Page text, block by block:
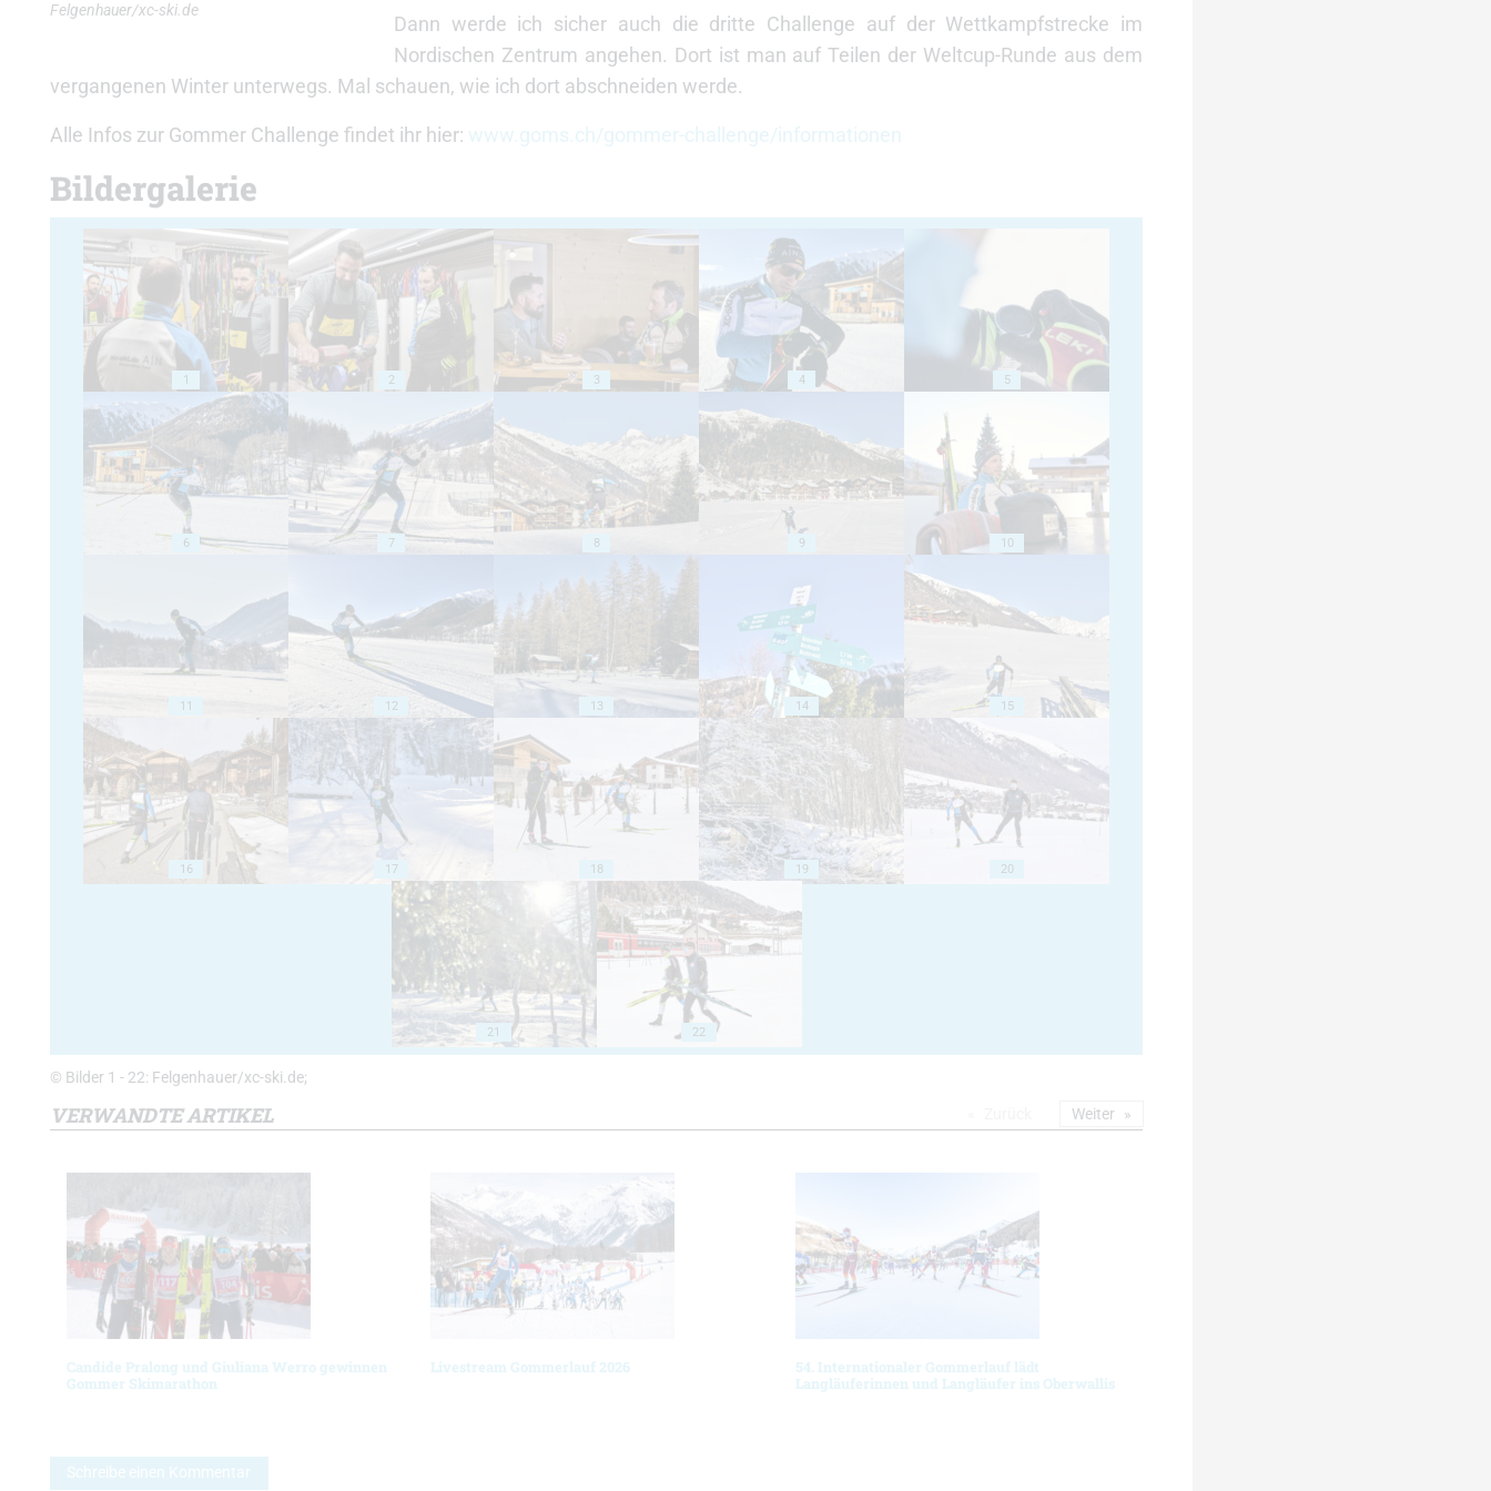
Felgenhauer/xc-ski.de
Dann werde ich sicher auch die dritte Challenge auf der Wettkampfstrecke im
Nordischen Zentrum angehen. Dort ist man auf Teilen der Weltcup-Runde aus dem
vergangenen Winter unterwegs. Mal schauen, wie ich dort abschneiden werde.
Alle Infos zur Gommer Challenge findet ihr hier: www.goms.ch/gommer-challenge/informationen
Bildergalerie
1 2 3 4 5
6 7 8 9 10
11 12 13 14 15
16 17 18 19 20
21 22
© Bilder 1 - 22: Felgenhauer/xc-ski.de;
VERWANDTE ARTIKEL
Candide Pralong und Giuliana Werro gewinnen
Gommer Skimarathon
Livestream Gommerlauf 2026
54. Internationaler Gommerlauf lädt
Langläuferinnen und Langläufer ins Oberwallis
Weiter
Schreibe einen Kommentar